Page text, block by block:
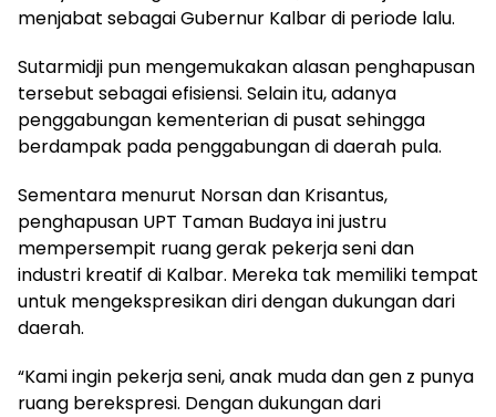
menjabat sebagai Gubernur Kalbar di periode lalu.
Sutarmidji pun mengemukakan alasan penghapusan
tersebut sebagai efisiensi. Selain itu, adanya
penggabungan kementerian di pusat sehingga
berdampak pada penggabungan di daerah pula.
Sementara menurut Norsan dan Krisantus,
penghapusan UPT Taman Budaya ini justru
mempersempit ruang gerak pekerja seni dan
industri kreatif di Kalbar. Mereka tak memiliki tempat
untuk mengekspresikan diri dengan dukungan dari
daerah.
“Kami ingin pekerja seni, anak muda dan gen z punya
ruang berekspresi. Dengan dukungan dari